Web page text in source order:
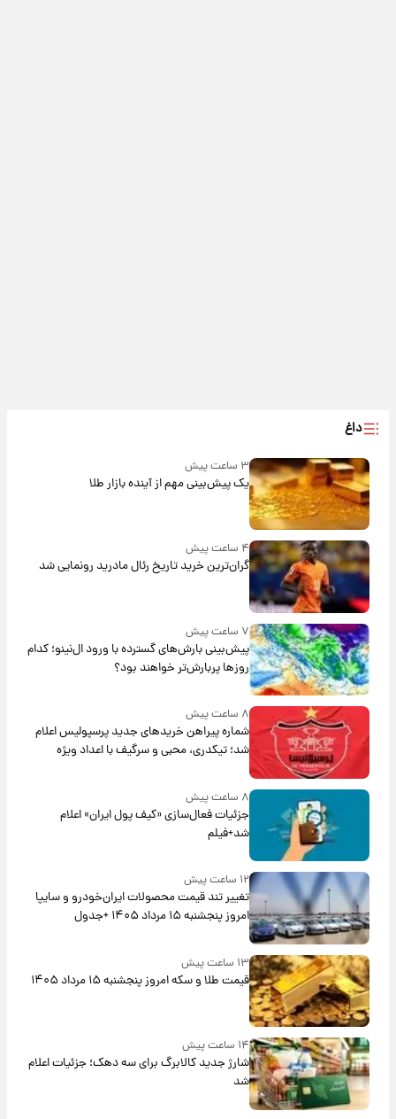
داغ
۳ ساعت پیش
یک پیش‌بینی مهم از آینده بازار طلا
۴ ساعت پیش
گران‌ترین خرید تاریخ رئال مادرید رونمایی شد
۷ ساعت پیش
پیش‌بینی بارش‌های گسترده با ورود ال‌نینو؛ کدام
روزها پربارش‌تر خواهند بود؟
۸ ساعت پیش
شماره پیراهن خریدهای جدید پرسپولیس اعلام
شد؛ تیکدری، محبی و سرگیف با اعداد ویژه
۸ ساعت پیش
جزئیات فعال‌سازی «کیف پول ایران» اعلام
شد+فیلم
۱۲ ساعت پیش
تغییر تند قیمت محصولات ایران‌خودرو و سایپا
امروز پنجشنبه ۱۵ مرداد ۱۴۰۵ +جدول
۱۳ ساعت پیش
قیمت طلا و سکه امروز پنجشنبه ۱۵ مرداد ۱۴۰۵
۱۴ ساعت پیش
شارژ جدید کالابرگ برای سه دهک؛ جزئیات اعلام
شد